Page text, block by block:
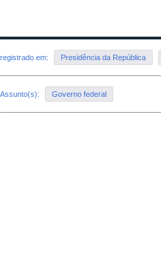
registrado em: Presidência da República
Assunto(s): Governo federal